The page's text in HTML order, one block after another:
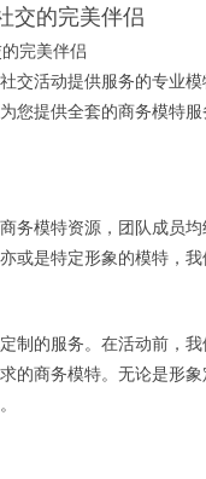
交的完美伴侣
交活动提供服务的专业
您提供全套的商务模特
务模特资源，团队成员
或是特定形象的模特，
制的服务。在活动前，
的商务模特。无论是形